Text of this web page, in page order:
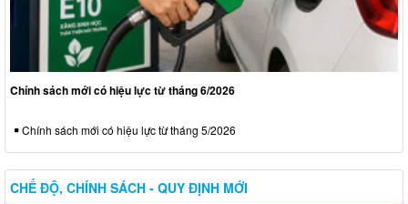
Chính sách mới có hiệu lực từ tháng 6/2026
Chính sách mới có hiệu lực từ tháng 5/2026
CHẾ ĐỘ, CHÍNH SÁCH - QUY ĐỊNH MỚI